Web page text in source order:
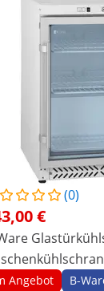
(0)
€
Angebot B-
halten
zu
Damit
deren
GN-
wie
480-Watt-
sorgt dafür,